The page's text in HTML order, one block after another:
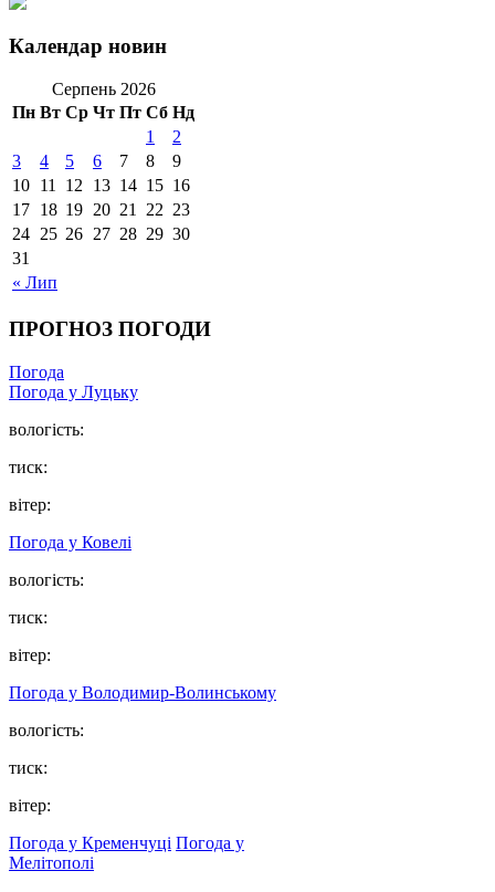
Календар новин
Серпень 2026
Пн Вт Ср Чт Пт Сб Нд
« Лип
1
2
3
4 5 6 7 8
9
10 11 12 13 14 15 16
17 18 19 20 21 22 23
24 25 26 27 28 29 30
31
ПРОГНОЗ ПОГОДИ
Погода
Погода у Луцьку
вологість:
тиск:
вітер:
Погода у Ковелі
вологість:
тиск:
вітер:
Погода у Володимир-Волинському
вологість:
тиск:
вітер:
Погода у Кременчуці Погода у
Мелітополі